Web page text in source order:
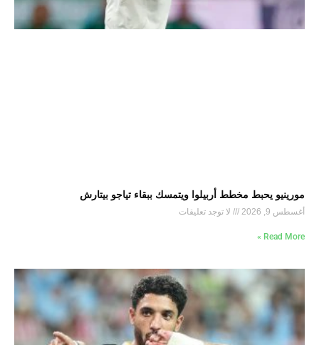
مورينيو يحبط مخطط أربيلوا ويتمسك ببقاء تياجو بيتارش
أغسطس 9, 2026 لا توجد تعليقات
Read More »